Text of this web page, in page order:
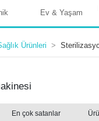
Ev & Yaşam
Ürünleri
En çok satanlar